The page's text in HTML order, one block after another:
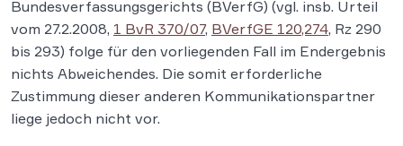
Bundesverfassungsgerichts (BVerfG) (vgl. insb. Urteil
vom 27.2.2008, 1 BvR 370/07, BVerfGE 120,274, Rz 290
bis 293) folge für den vorliegenden Fall im Endergebnis
nichts Abweichendes. Die somit erforderliche
Zustimmung dieser anderen Kommunikationspartner
liege jedoch nicht vor.